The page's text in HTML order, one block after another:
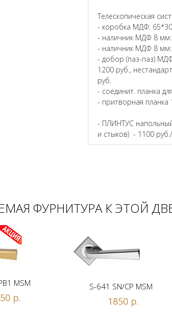
Телескопическая
- коробка МДФ:
- наличник МДФ 8
- наличник МДФ 8
- добор (паз-паз)
1200 руб.,
руб.
- соединит. планка
- притворная
- ПЛИНТУС
и стыков) - 1100
ФУРНИТУРА К ЭТОЙ
MSM
р.
S-641 SN/CP MSM
1850 р.